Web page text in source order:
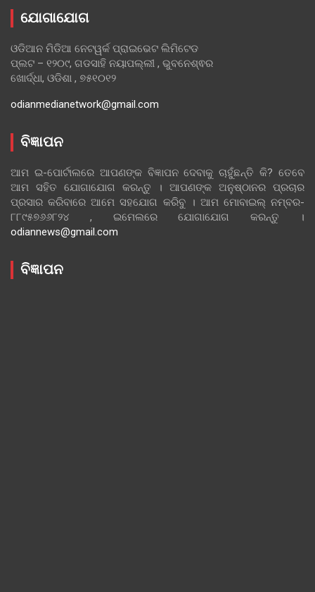
ଯୋଗାଯୋଗ
ଓଡିଆନ ମିଡିଆ ନେଟୱର୍କ ପ୍ରାଇଭେଟ ଲିମିଟେଡ
ପ୍ଲଟ – ୧୨୦୯, ଗଡସାହି ନୟାପଲ୍ଲୀ , ଭୁବନେଶ୍ଵର
ଖୋର୍ଦ୍ଧା, ଓଡିଶା , ୭୫୧୦୧୨
odianmedianetwork@gmail.com
ବିଜ୍ଞାପନ
ଆମ ଇ-ପୋର୍ଟାଲରେ ଆପଣଙ୍କ ବିଜ୍ଞାପନ ଦେବାକୁ ଚାହୁଁଛନ୍ତି କି? ତେବେ
ଆମ ସହିତ ଯୋଗାଯୋଗ କରନ୍ତୁ । ଆପଣଙ୍କ ଅନୁଷ୍ଠାନର ପ୍ରଚାର
ପ୍ରସାର କରିବାରେ ଆମେ ସହଯୋଗ କରିବୁ । ଆମ ମୋବାଇଲ୍ ନମ୍ବର-
୮୮୯୫୭୬୬୮୨୪ , ଇମେଲରେ ଯୋଗାଯୋଗ କରନ୍ତୁ ।
odiannews@gmail.com
ବିଜ୍ଞାପନ